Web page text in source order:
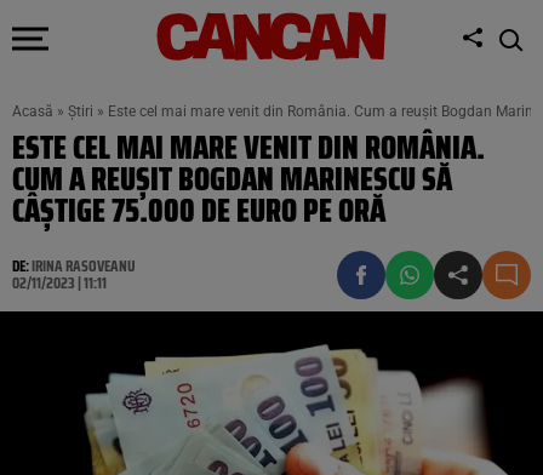
Acasă » Știri » Este cel mai mare venit din România. Cum a reușit Bogdan
ESTE CEL MAI MARE VENIT DIN ROMÂNIA.
CUM A REUȘIT BOGDAN MARINESCU SĂ
CÂȘTIGE 75.000 DE EURO PE ORĂ
DE:IRINA RASOVEANU
02/11/2023 | 11:11